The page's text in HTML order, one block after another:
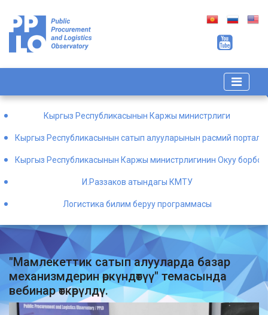
Кыргыз Республикасынын Каржы министрлиги
Кыргыз Республикасынын сатып алууларынын расмий порталы
Кыргыз Республикасынын Каржы министрлигинин Окуу
И.Раззаков атындагы КМТУ
Логистика билим беруу программасы
"Мамлекеттик сатып алууларда базар
механизмдерин өркүндөтүү" темасында
вебинар өткөрүлдү.